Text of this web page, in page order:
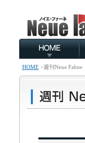
HOME>週刊Neue